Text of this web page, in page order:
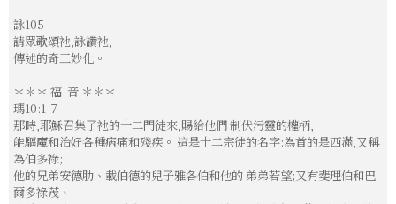
詠105
請眾歌頌祂,詠讚祂,
傳述的奇工妙化。
＊＊＊ 福 音 ＊＊＊
瑪10:1-7
那時,耶穌召集了祂的十二門徒來,賜給他們 制伏污靈的權柄,
能驅魔和治好各種病痛和殘疾。 這是十二宗徒的名字:為首的是西滿,又稱
為伯多祿;
他的兄弟安德肋、載伯德的兒子雅各伯和他的 弟弟若望;又有斐理伯和巴
爾多祿茂、